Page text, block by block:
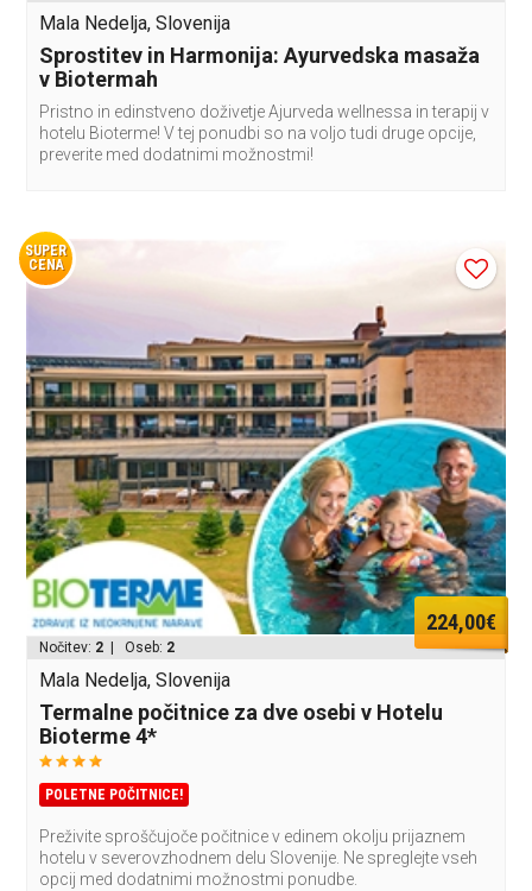
Mala Nedelja, Slovenija
Sprostitev in Harmonija: Ayurvedska masaža
v Biotermah
Pristno in edinstveno doživetje Ajurveda wellnessa in terapij v
hotelu Bioterme! V tej ponudbi so na voljo tudi druge opcije,
preverite med dodatnimi možnostmi!
SUPER
CENA
224,00€
Nočitev: 2 | Oseb: 2
Mala Nedelja, Slovenija
Termalne počitnice za dve osebi v Hotelu
Bioterme 4*
POLETNE POČITNICE!
Preživite sproščujoče počitnice v edinem okolju prijaznem
hotelu v severovzhodnem delu Slovenije. Ne spreglejte vseh
opcij med dodatnimi možnostmi ponudbe.